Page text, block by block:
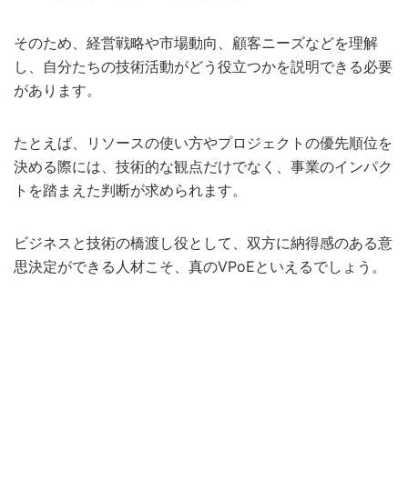
そのため、経営戦略や市場動向、顧客ニーズなどを理解
し、自分たちの技術活動がどう役立つかを説明できる必要
があります。
たとえば、リソースの使い方やプロジェクトの優先順位を
決める際には、技術的な観点だけでなく、事業のインパク
トを踏まえた判断が求められます。
ビジネスと技術の橋渡し役として、双方に納得感のある意
思決定ができる人材こそ、真のVPoEといえるでしょう。